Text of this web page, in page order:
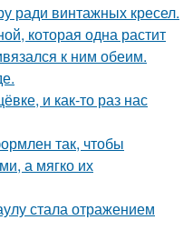
ради винтажных кресел.
которая одна растит
к ним обеим.
и как-то раз нас
так, чтобы
а мягко их
стала отражением